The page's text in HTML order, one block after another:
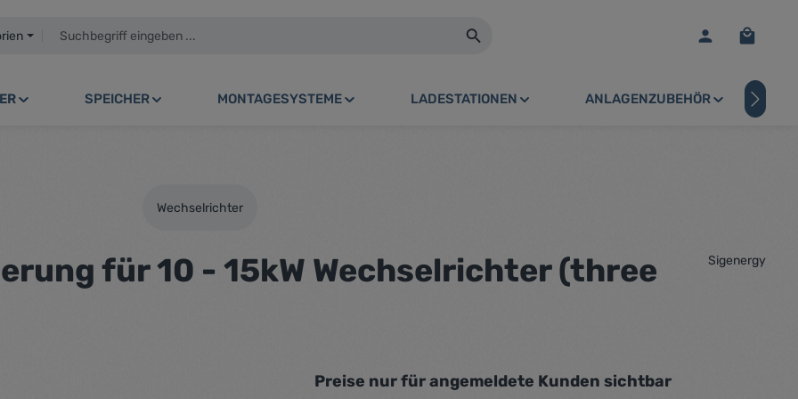
SPEICHER MONTAGESYSTEME LADESTATIONEN ANLAGENZUBEHÖR
Wechselrichter
für 10 - 15kW Wechselrichter (three
Sigenergy
Preise nur für angemeldete Kunden sichtbar